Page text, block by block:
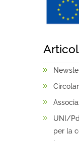
UNI/
per la